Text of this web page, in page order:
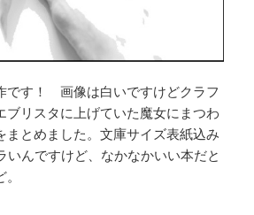
です！ 画像は白いですけどクラフ
ブリスタに上げていた魔女にまつわ
まとめました。文庫サイズ表紙込み
いんですけど、なかなかいい本だと